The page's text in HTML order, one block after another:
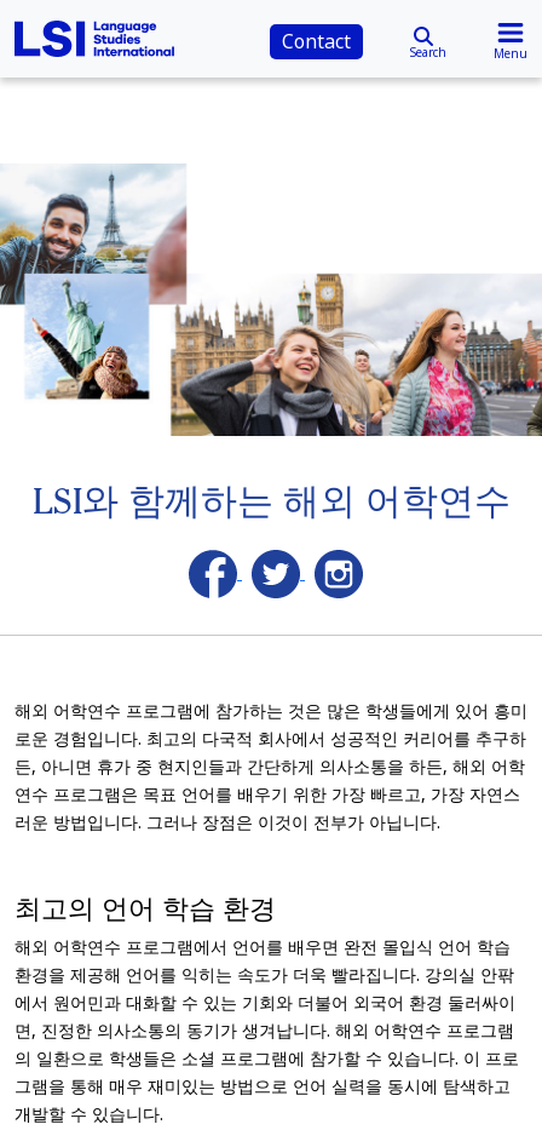
Contact Search Menu
LSI와 함께하는 해외 어학연수
해외 어학연수 프로그램에 참가하는 것은 많은 학생들에게 있어 흥미
로운 경험입니다. 최고의 다국적 회사에서 성공적인 커리어를 추구하
든, 아니면 휴가 중 현지인들과 간단하게 의사소통을 하든, 해외 어학
연수 프로그램은 목표 언어를 배우기 위한 가장 빠르고, 가장 자연스
러운 방법입니다. 그러나 장점은 이것이 전부가 아닙니다.
최고의 언어 학습 환경
해외 어학연수 프로그램에서 언어를 배우면 완전 몰입식 언어 학습
환경을 제공해 언어를 익히는 속도가 더욱 빨라집니다. 강의실 안팎
에서 원어민과 대화할 수 있는 기회와 더불어 외국어 환경 둘러싸이
면, 진정한 의사소통의 동기가 생겨납니다. 해외 어학연수 프로그램
의 일환으로 학생들은 소셜 프로그램에 참가할 수 있습니다. 이 프로
그램을 통해 매우 재미있는 방법으로 언어 실력을 동시에 탐색하고
개발할 수 있습니다.